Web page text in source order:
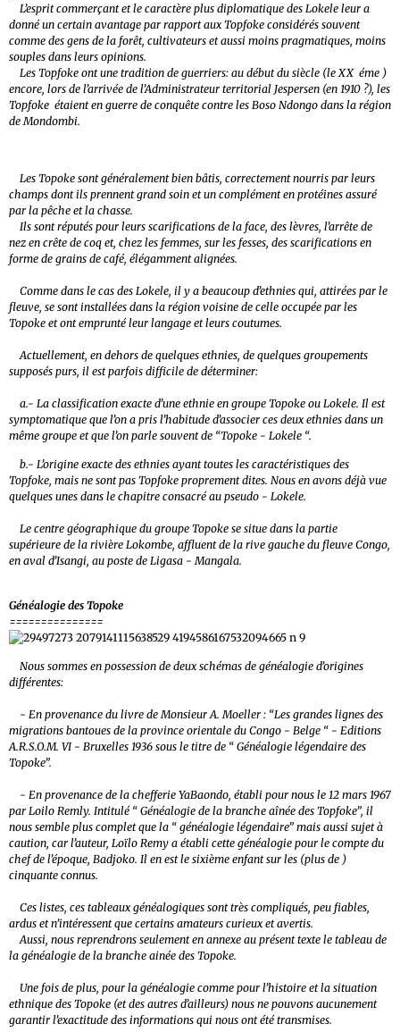
L’esprit commerçant et le caractère plus diplomatique des Lokele leur a
donné un certain avantage par rapport aux Topfoke considérés souvent
comme des gens de la forêt, cultivateurs et aussi moins pragmatiques, moins
souples dans leurs opinions.
Les Topfoke ont une tradition de guerriers: au début du siècle (le XX éme )
encore, lors de l’arrivée de l’Administrateur territorial Jespersen (en 1910 ?), les
Topfoke étaient en guerre de conquête contre les Boso Ndongo dans la région
de Mondombi.
Les Topoke sont généralement bien bâtis, correctement nourris par leurs
champs dont ils prennent grand soin et un complément en protéines assuré
par la pêche et la chasse.
Ils sont réputés pour leurs scarifications de la face, des lèvres, l’arrête de
nez en crête de coq et, chez les femmes, sur les fesses, des scarifications en
forme de grains de café, élégamment alignées.
Comme dans le cas des Lokele, il y a beaucoup d’ethnies qui, attirées par le
fleuve, se sont installées dans la région voisine de celle occupée par les
Topoke et ont emprunté leur langage et leurs coutumes.
Actuellement, en dehors de quelques ethnies, de quelques groupements
supposés purs, il est parfois difficile de déterminer:
a.- La classification exacte d’une ethnie en groupe Topoke ou Lokele. Il est
symptomatique que l’on a pris l’habitude d’associer ces deux ethnies dans un
même groupe et que l’on parle souvent de “Topoke - Lokele “.
b.- L’origine exacte des ethnies ayant toutes les caractéristiques des
Topfoke, mais ne sont pas Topfoke proprement dites. Nous en avons déjà vue
quelques unes dans le chapitre consacré au pseudo - Lokele.
Le centre géographique du groupe Topoke se situe dans la partie
supérieure de la rivière Lokombe, affluent de la rive gauche du fleuve Congo,
en aval d’Isangi, au poste de Ligasa - Mangala.
Généalogie des Topoke
===============
Nous sommes en possession de deux schémas de généalogie d’origines
différentes:
- En provenance du livre de Monsieur A. Moeller : “Les grandes lignes des
migrations bantoues de la province orientale du Congo - Belge “ - Editions
A.R.S.O.M. VI - Bruxelles 1936 sous le titre de “ Généalogie légendaire des
Topoke”.
- En provenance de la chefferie YaBaondo, établi pour nous le 12 mars 1967
par Loilo Remly. Intitulé “ Généalogie de la branche aînée des Topfoke”, il
nous semble plus complet que la “ généalogie légendaire” mais aussi sujet à
caution, car l’auteur, Loïlo Remy a établi cette généalogie pour le compte du
chef de l’époque, Badjoko. Il en est le sixième enfant sur les (plus de )
cinquante connus.
Ces listes, ces tableaux généalogiques sont très compliqués, peu fiables,
ardus et n’intéressent que certains amateurs curieux et avertis.
Aussi, nous reprendrons seulement en annexe au présent texte le tableau de
la généalogie de la branche ainée des Topoke.
Une fois de plus, pour la généalogie comme pour l’histoire et la situation
ethnique des Topoke (et des autres d’ailleurs) nous ne pouvons aucunement
garantir l’exactitude des informations qui nous ont été transmises.